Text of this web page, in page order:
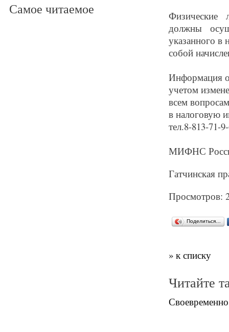
Самое читаемое
Физические
должны
указанного в
собой
Информация о
учетом
всем
в налоговую
тел.8-813-71-
МИФНС
Гатчинская
Просмотров:
Поделиться…
» к списку
Читайте
Своевременно